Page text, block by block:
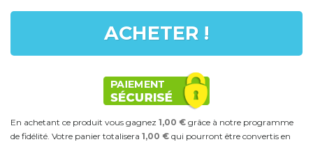
ACHETER !
En achetant ce produit vous gagnez 1,00 € grâce à notre programme
de fidélité. Votre panier totalisera 1,00 € qui pourront être convertis en